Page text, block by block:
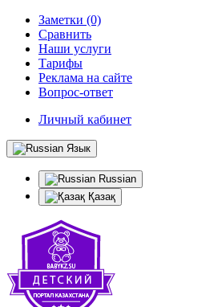
Заметки (0)
Сравнить
Наши услуги
Тарифы
Реклама на сайте
Вопрос-ответ
Личный кабинет
Язык
Russian
Қазақ